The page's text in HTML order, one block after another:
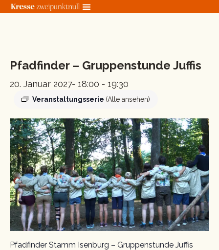
Zum
Pfadfinder – Gruppenstunde Juffis
20. Januar 2027- 18:00 - 19:30
Veranstaltungsserie (Alle ansehen)
Pfadfinder Stamm Isenburg – Gruppenstunde Juffis